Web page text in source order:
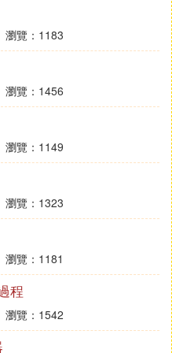
戶輸入的參數
個參數
個參數
列表
瀏覽：1183
瀏覽：1456
瀏覽：1149
瀏覽：1323
瀏覽：1181
程
瀏覽：1542